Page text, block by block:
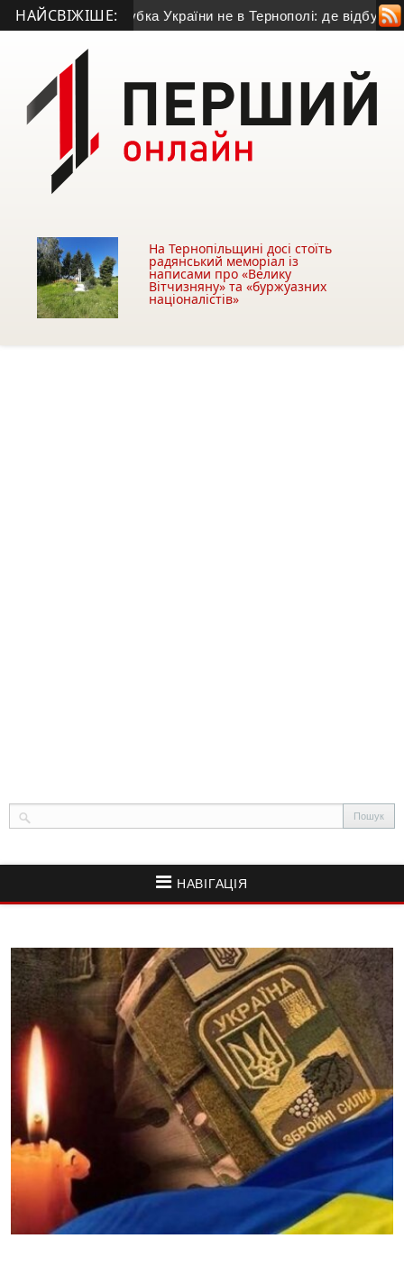
НАЙСВІЖІШЕ:
матч Кубка України не в Тернополі: де відбудеться
На Тернопільщині досі стоїть
радянський меморіал із
написами про «Велику
Вітчизняну» та «буржуазних
націоналістів»
НАВІГАЦІЯ